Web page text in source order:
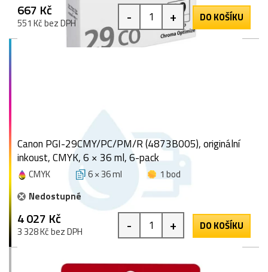
667 Kč
551 Kč bez DPH - + DO KOŠÍKU
Canon PGI-29CMY/PC/PM/R (4873B005), originální
inkoust, CMYK, 6 × 36 ml, 6-pack
CMYK 6 × 36 ml
1 bod
Nedostupné
4 027 Kč
3 328 Kč bez DPH - + DO KOŠÍKU